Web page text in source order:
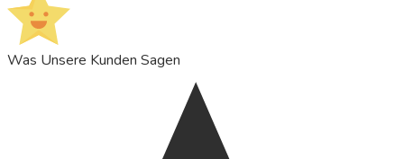
Was Unsere Kunden Sagen